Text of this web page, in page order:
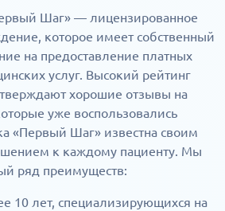
Шаг» — лицензированное
которое имеет собственный
на предоставление платных
услуг. Высокий рейтинг
хорошие отзывы на
уже воспользовались
«Первый Шаг» известна своим
к каждому пациенту. Мы
ряд преимуществ:
10 лет, специализирующихся на